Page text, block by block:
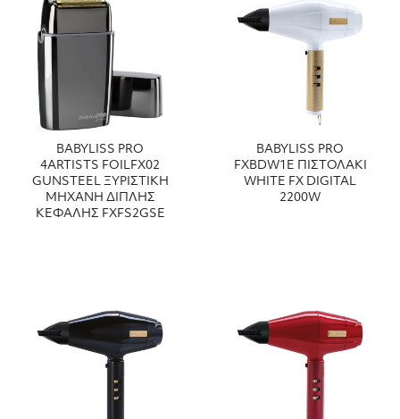
BABYLISS PRO
4ARTISTS FOILFX02
GUNSTEEL ΞΥΡΙΣΤΙΚΗ
ΜΗΧΑΝΗ ΔΙΠΛΗΣ
ΚΕΦΑΛΗΣ FXFS2GSE
BABYLISS PRO
FXBDW1E ΠΙΣΤΟΛΑΚΙ
WHITE FX DIGITAL
2200W